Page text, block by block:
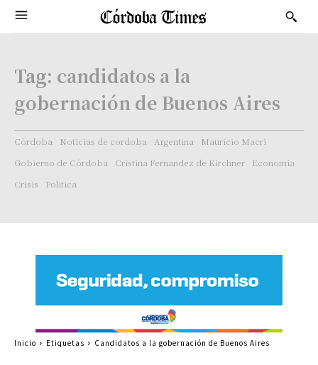
Tag: candidatos a la
gobernación de Buenos Aires
Córdoba Noticias de cordoba Argentina
Mauricio Macri
Gobierno de Córdoba
Cristina Fernandez de Kirchner
Economía
Crisis
Politica
Inicio Etiquetas Candidatos a la gobernación de Buenos Aires